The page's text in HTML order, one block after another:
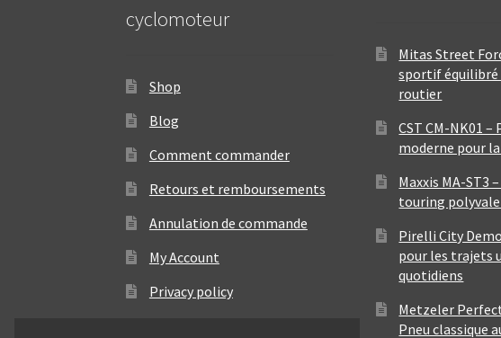
cyclomoteur
Shop
Blog
Comment commander
Retours et remboursements
Annulation de commande
My Account
Privacy policy
Mitas Street
sportif équilibré
routier
CST CM-NK01
moderne pour
Maxxis MA-ST3
touring
Pirelli City
pour les trajets
quotidiens
Metzeler
Pneu classique